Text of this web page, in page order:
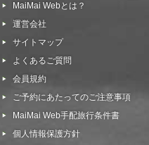
MaiMai Webとは？
運営会社
サイトマップ
よくあるご質問
会員規約
ご予約にあたってのご注意事項
MaiMai Web手配旅行条件書
個人情報保護方針